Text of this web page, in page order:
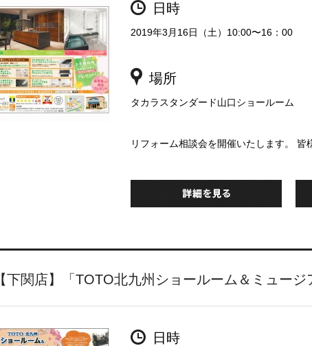
日時
2019年3月16日（土）10:00〜16：00
場所
タカラスタンダード山口ショールーム
リフォーム相談会を開催いたします。
【下関店】「TOTO北九州ショールーム＆ミュー
日時